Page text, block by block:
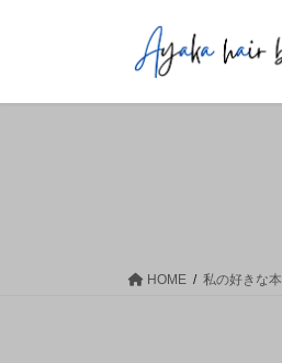
HOME 私の好きな本